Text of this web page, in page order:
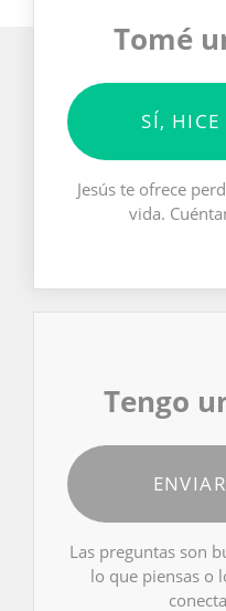
Tomé
SÍ, HICE
Jesús te ofrece
vida.
Tengo
Las preguntas son
lo que piensas o